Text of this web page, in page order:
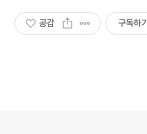
공감 구독하기